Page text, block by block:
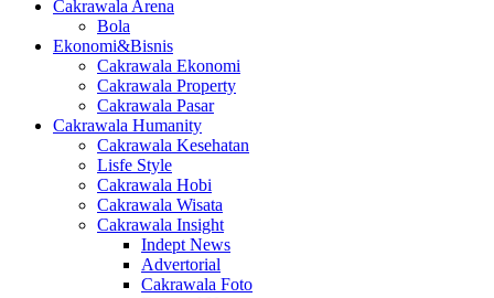
Cakrawala Arena
Bola
Ekonomi&Bisnis
Cakrawala Ekonomi
Cakrawala Property
Cakrawala Pasar
Cakrawala Humanity
Cakrawala Kesehatan
Lisfe Style
Cakrawala Hobi
Cakrawala Wisata
Cakrawala Insight
Indept News
Advertorial
Cakrawala Foto